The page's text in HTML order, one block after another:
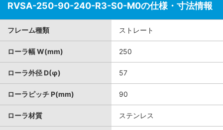
RVSA-250-90-240-R3-S0-M0の仕様・寸法情報
フレーム種類 ストレート
ローラ幅 W(mm) 250
ローラ外径 D(φ) 57
ローラピッチ P(mm) 90
ローラ材質 ステンレス